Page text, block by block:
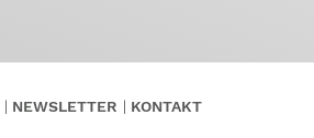
NEWSLETTER KONTAKT